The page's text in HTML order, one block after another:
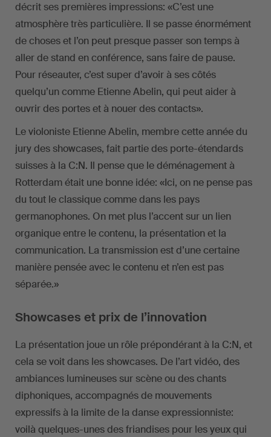
décrit ses premières impressions: «C’est une
atmosphère très particulière. Il se passe énormément
de choses et l’on peut presque passer son temps à
aller de stand en conférence, sans faire de pause.
Pour réseauter, c’est super d’avoir à ses côtés
quelqu’un comme Etienne Abelin, qui peut aider à
ouvrir des portes et à nouer des contacts».
Le violoniste Etienne Abelin, membre cette année du
jury des showcases, fait partie des porte-étendards
suisses à la C:N. Il pense que le déménagement à
Rotterdam était une bonne idée: «Ici, on ne pense pas
du tout le classique comme dans les pays
germanophones. On met plus l’accent sur un lien
organique entre le contenu, la présentation et la
communication. La transmission est d’une certaine
manière pensée avec le contenu et n’en est pas
séparée.»
Showcases et prix de l’innovation
La présentation joue un rôle prépondérant à la C:N, et
cela se voit dans les showcases. De l’art vidéo, des
ambiances lumineuses sur scène ou des chants
diphoniques, accompagnés de mouvements
expressifs à la limite de la danse expressionniste:
voilà quelques-unes des friandises pour les yeux qui